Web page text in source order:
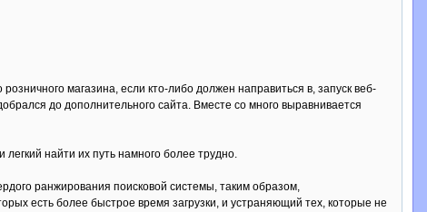
магазина, если кто-либо должен направиться в, запуск веб-
до дополнительного сайта. Вместе со много выравнивается
найти их путь намного более трудно.
ранжирования поисковой системы, таким образом,
есть более быстрое время загрузки, и устраняющий тех, которые не